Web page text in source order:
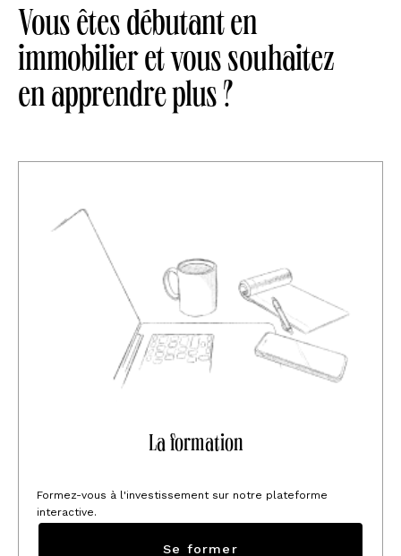
Vous êtes débutant en
immobilier et vous souhaitez
en apprendre plus ?
La formation
Formez-vous à l'investissement sur notre plateforme
interactive.
Se former